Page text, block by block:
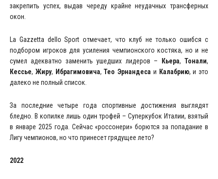
закрепить успех, выдав череду крайне неудачных трансферных
окон.
La Gazzetta dello Sport отмечает, что клуб не только ошибся с
подбором игроков для усиления чемпионского костяка, но и не
сумел адекватно заменить ушедших лидеров –
Кьера,Тонали,
Кессье, Жиру, Ибрагимовича,Тео Эрнандеса и Калабрию, и это
далеко не полный список.
За последние четыре года спортивные достижения выглядят
бледно. В копилке лишь один трофей – Суперкубок Италии, взятый
в январе 2025 года. Сейчас «россонери» борются за попадание в
Лигу чемпионов, но что принесет грядущее лето?
2022